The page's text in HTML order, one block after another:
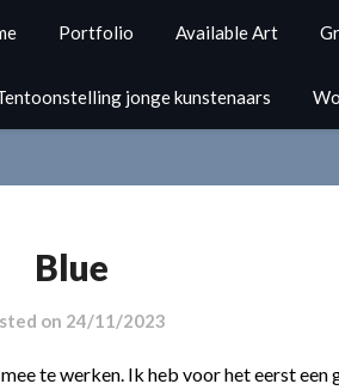
Portfolio Available Art
jonge kunstenaars
Blue
on 24/11/2023
te werken. Ik heb voor het eerst